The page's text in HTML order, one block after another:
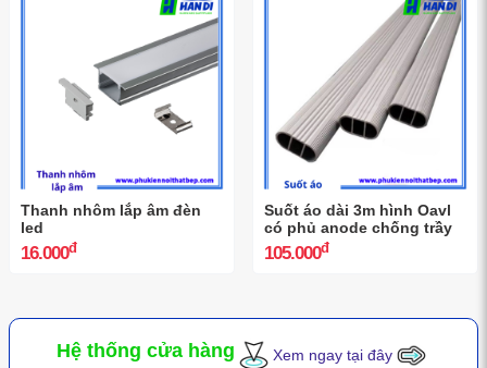
Thanh nhôm lắp âm đèn
led
16.000đ
Suốt áo dài 3m hình Oavl
có phủ anode chống trầy
105.000đ
Hệ thống cửa hàng Xem ngay tại đây